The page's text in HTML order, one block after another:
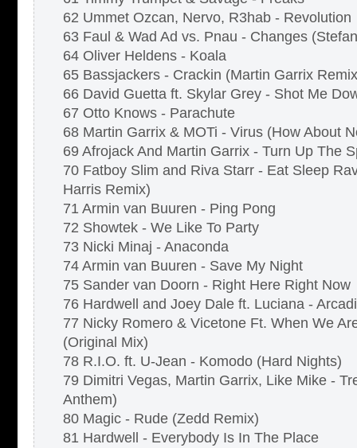
62 Ummet Ozcan, Nervo, R3hab - Revolution
63 Faul & Wad Ad vs. Pnau - Changes
64 Oliver Heldens - Koala
65 Bassjackers - Crackin (Martin Garrix
66 David Guetta ft. Skylar Grey - Shot Me
67 Otto Knows - Parachute
68 Martin Garrix & MOTi - Virus (How About
69 Afrojack And Martin Garrix - Turn Up The
70 Fatboy Slim and Riva Starr - Eat Sleep
Harris Remix)
71 Armin van Buuren - Ping Pong
72 Showtek - We Like To Party
73 Nicki Minaj - Anaconda
74 Armin van Buuren - Save My Night
75 Sander van Doorn - Right Here Right Now
76 Hardwell and Joey Dale ft. Luciana -
77 Nicky Romero & Vicetone Ft. When We
(Original Mix)
78 R.I.O. ft. U-Jean - Komodo (Hard Nights)
79 Dimitri Vegas, Martin Garrix, Like Mike -
Anthem)
80 Magic - Rude (Zedd Remix)
81 Hardwell - Everybody Is In The Place